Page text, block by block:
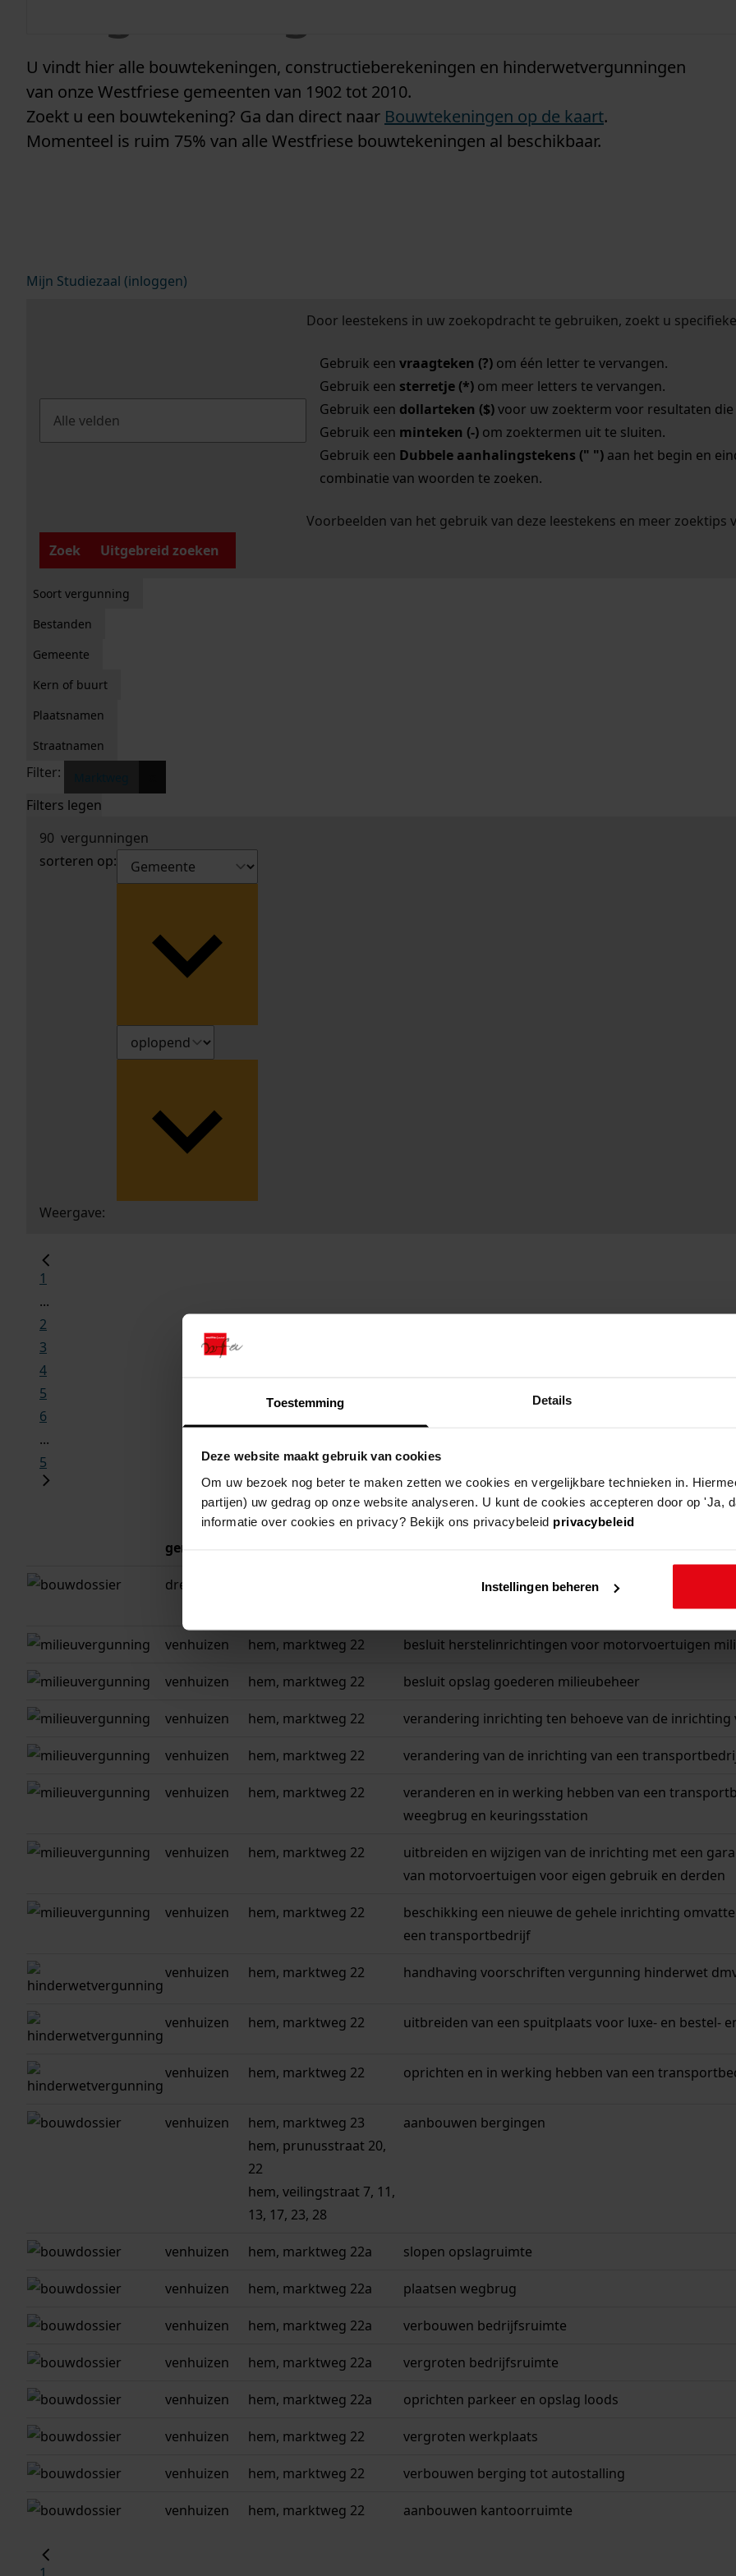
Toestemming Details
Deze website maakt gebruik van cookies
Om uw bezoek nog beter te maken zetten we cookies en vergelijkbare technieken in.
partijen) uw gedrag op onze website analyseren. U kunt de cookies accepteren door op 'Ja,
informatie over cookies en privacy? Bekijk ons privacybeleid privacybeleid
Instellingen beheren
U vindt hier alle bouwtekeningen, constructieberekeningen en hinderwetvergunningen
van onze Westfriese gemeenten van 1902 tot 2010.
Zoekt u een bouwtekening? Ga dan direct naar Bouwtekeningen op de kaart.
Momenteel is ruim 75% van alle Westfriese bouwtekeningen al beschikbaar.
Mijn Studiezaal (inloggen)
Door leestekens in uw zoekopdracht te gebruiken, zoekt u
Gebruik een vraagteken (?)om één letter te vervangen.
Gebruik een sterretje (*)om meer letters te vervangen.
Gebruik een dollarteken ($)voor uw zoekterm voor resultaten die
Gebruik een minteken (-)om zoektermen uit te sluiten.
Gebruik een Dubbele aanhalingstekens (" ")aan het begin en
combinatie van woorden te zoeken.
Voorbeelden van het gebruik van deze leestekens en meer zoektips
Zoek
Uitgebreid zoeken
Soort vergunning
Bestanden
Gemeente
Kern of buurt
Plaatsnamen
Straatnamen
Filter:
Filters legen
90 vergunningen
sorteren op:
Weergave:
1
...
2
3
4
5
6
...
5
gemeente
drechterland bouwen nieuwe loods
venhuizen hem, marktweg 22 besluit herstelinrichtingen voor motorvoertuigen
venhuizen hem, marktweg 22 besluit opslag goederen milieubeheer
venhuizen hem, marktweg 22 verandering inrichting ten behoeve van de
venhuizen hem, marktweg 22 verandering van de inrichting van een
venhuizen hem, marktweg 22
veranderen en in werking hebben van een
weegbrug en keuringsstation
venhuizen hem, marktweg 22
uitbreiden en wijzigen van de inrichting met een
van motorvoertuigen voor eigen gebruik en derden
venhuizen hem, marktweg 22
beschikking een nieuwe de gehele inrichting
een transportbedrijf
venhuizen hem, marktweg 22 handhaving voorschriften vergunning hinderwet
venhuizen hem, marktweg 22 uitbreiden van een spuitplaats voor luxe- en bestel-
venhuizen hem, marktweg 22 oprichten en in werking hebben van een
venhuizen
hem, marktweg 23
hem, prunusstraat 20,
22
hem, veilingstraat 7, 11,
13, 17, 23, 28
aanbouwen bergingen
venhuizen hem, marktweg 22a slopen opslagruimte
venhuizen hem, marktweg 22a plaatsen wegbrug
venhuizen hem, marktweg 22a verbouwen bedrijfsruimte
venhuizen hem, marktweg 22a vergroten bedrijfsruimte
venhuizen hem, marktweg 22a oprichten parkeer en opslag loods
venhuizen hem, marktweg 22 vergroten werkplaats
venhuizen hem, marktweg 22 verbouwen berging tot autostalling
venhuizen hem, marktweg 22 aanbouwen kantoorruimte